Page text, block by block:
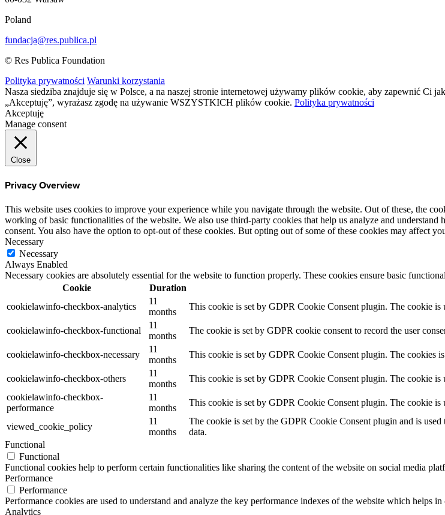
Poland
fundacja@res.publica.pl
© Res Publica Foundation
Polityka prywatności Warunki korzystania
Nasza siedziba znajduje się w Polsce, a na naszej stronie internetowej używamy plików cookie, aby zapewnić Ci
„Akceptuję”, wyrażasz zgodę na używanie WSZYSTKICH plików cookie. Polityka prywatności
Akceptuję
Manage consent
Close
Privacy Overview
This website uses cookies to improve your experience while you navigate through the website. Out of these, the
working of basic functionalities of the website. We also use third-party cookies that help us analyze and
consent. You also have the option to opt-out of these cookies. But opting out of some of these cookies may affect
Necessary
Necessary
Always Enabled
Necessary cookies are absolutely essential for the website to function properly. These cookies ensure basic
Cookie
Duration
cookielawinfo-checkbox-analytics
11
months
This cookie is set by GDPR Cookie Consent plugin. The cookie
cookielawinfo-checkbox-functional
11
months
The cookie is set by GDPR cookie consent to record the user
cookielawinfo-checkbox-necessary
11
months
This cookie is set by GDPR Cookie Consent plugin. The cookies
cookielawinfo-checkbox-others
11
months
This cookie is set by GDPR Cookie Consent plugin. The cookie is
cookielawinfo-checkbox-
performance
11
months
This cookie is set by GDPR Cookie Consent plugin. The cookie is
viewed_cookie_policy
11
months
The cookie is set by the GDPR Cookie Consent plugin and is
data.
Functional
Functional
Functional cookies help to perform certain functionalities like sharing the content of the website on social media
Performance
Performance
Performance cookies are used to understand and analyze the key performance indexes of the website which helps
Analytics